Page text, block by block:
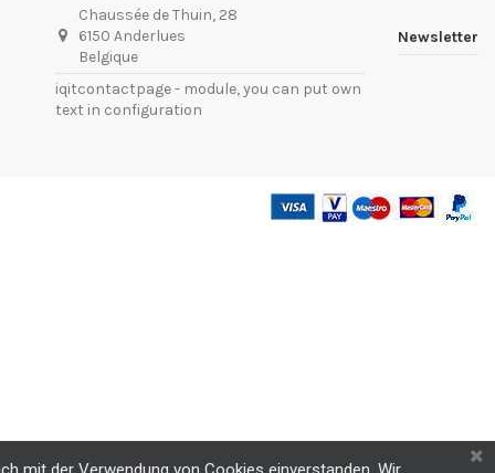
Chaussée de Thuin, 28
6150 Anderlues
Belgique
iqitcontactpage - module, you can put own
text in configuration
Newsletter